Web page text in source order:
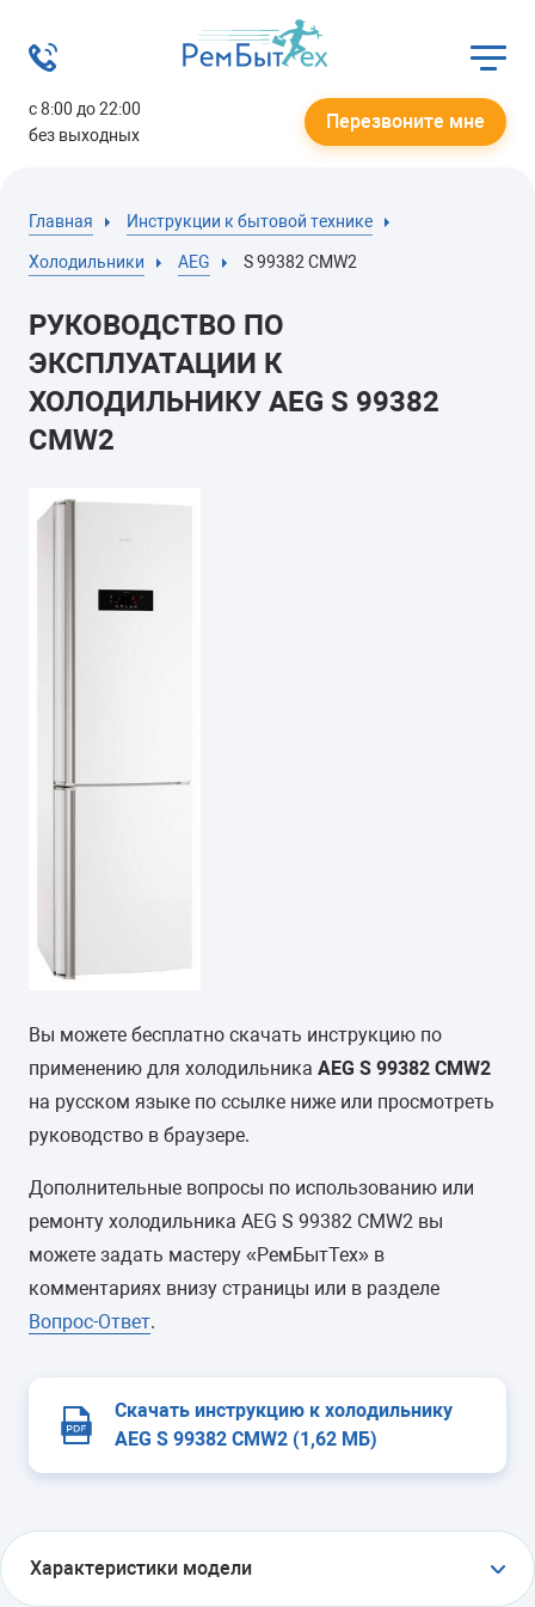
с 8:00 до 22:00
без выходных
Перезвоните мне
Главная Инструкции к бытовой технике
Холодильники AEG S 99382 CMW2
РУКОВОДСТВО ПО
ЭКСПЛУАТАЦИИ К
ХОЛОДИЛЬНИКУ AEG S 99382
CMW2
Вы можете бесплатно скачать инструкцию по
применению для холодильника AEG S 99382 CMW2
на русском языке по ссылке ниже или просмотреть
руководство в браузере.
Дополнительные вопросы по использованию или
ремонту холодильника AEG S 99382 CMW2 вы
можете задать мастеру «РемБытТех» в
комментариях внизу страницы или в разделе
Вопрос-Ответ.
Скачать инструкцию к холодильнику
AEG S 99382 CMW2 (1,62 МБ)
Характеристики модели